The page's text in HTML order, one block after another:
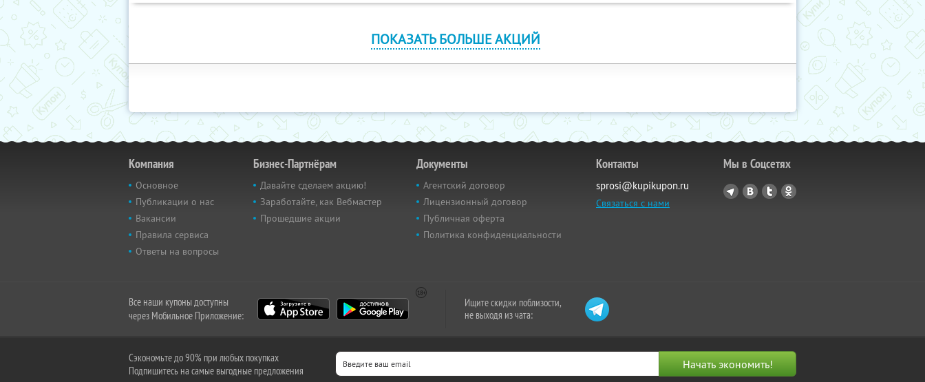
ПОКАЗАТЬ БОЛЬШЕ АКЦИЙ
Компания
Основное
Публикации о нас
Вакансии
Правила сервиса
Ответы на вопросы
Бизнес-Партнёрам
Давайте сделаем акцию!
Заработайте, как Вебмастер
Прошедшие акции
Документы
Агентский договор
Лицензионный договор
Публичная оферта
Политика конфиденциальности
Контакты
sprosi@kupikupon.ru
Связаться с нами
Мы в Соцсетях
Все наши купоны доступны
через Мобильное Приложение:
Ищите скидки поблизости,
не выходя из чата:
Сэкономьте до 90% при любых покупках
Подпишитесь на самые выгодные предложения